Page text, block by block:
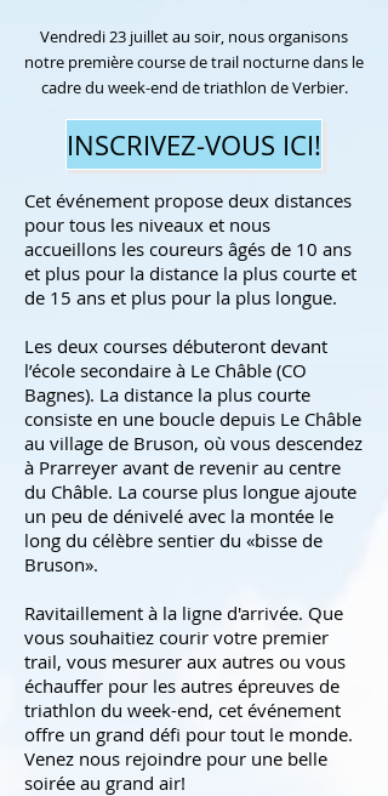
Vendredi 23 juillet au soir, nous organisons
notre première course de trail nocturne dans le
cadre du week-end de triathlon de Verbier.
INSCRIVEZ-VOUS ICI!
Cet événement propose deux distances
pour tous les niveaux et nous
accueillons les coureurs âgés de 10 ans
et plus pour la distance la plus courte et
de 15 ans et plus pour la plus longue.
Les deux courses débuteront devant
l’école secondaire à Le Châble (CO
Bagnes). La distance la plus courte
consiste en une boucle depuis Le Châble
au village de Bruson, où vous descendez
à Prarreyer avant de revenir au centre
du Châble. La course plus longue ajoute
un peu de dénivelé avec la montée le
long du célèbre sentier du «bisse de
Bruson».
Ravitaillement à la ligne d'arrivée. Que
vous souhaitiez courir votre premier
trail, vous mesurer aux autres ou vous
échauffer pour les autres épreuves de
triathlon du week-end, cet événement
offre un grand défi pour tout le monde.
Venez nous rejoindre pour une belle
soirée au grand air!